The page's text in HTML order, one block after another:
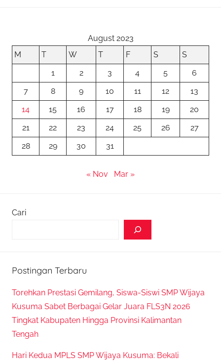
August 2023
M
T W T F S
S
1
2 3 4 5
6
7
8 9 10 11 12
13
14
15 16 17 18 19
20
21
22 23 24 25 26
27
28
29 30 31
« Nov Mar »
Cari
Postingan Terbaru
Torehkan Prestasi Gemilang, Siswa-Siswi SMP Wijaya
Kusuma Sabet Berbagai Gelar Juara FLS3N 2026
Tingkat Kabupaten Hingga Provinsi Kalimantan
Tengah
Hari Kedua MPLS SMP Wijaya Kusuma: Bekali